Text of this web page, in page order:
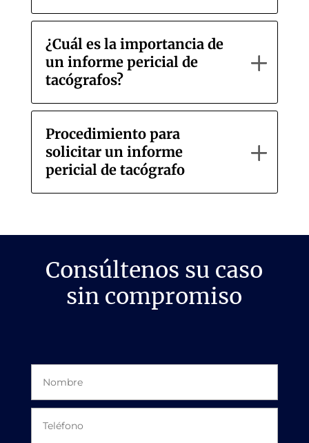
¿Cuál es la importancia de
un informe pericial de
tacógrafos?
Procedimiento para
solicitar un informe
pericial de tacógrafo
Consúltenos su caso
sin compromiso